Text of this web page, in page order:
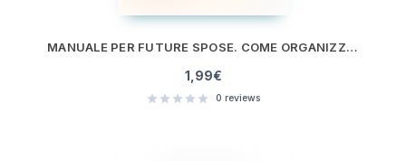
MANUALE PER FUTURE SPOSE. COME ORGANIZZARE IL TUO MATRIMONIO IN POCHE MOSSE E SENZA STRESS
1,99€
0 reviews